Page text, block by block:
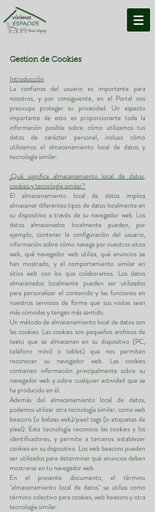
Introducción
La confianza del usuario es importante para
nosotros, y por consiguiente, en el Portal nos
preocupa proteger su privacidad. Un aspecto
importante de esto es proporcionarte toda la
información posible sobre cómo utilizamos tus
datos de carácter personal, incluso cómo
utilizamos el almacenamiento local de datos y
tecnología similar.
¿Qué significa almacenamiento local de datos,
cookies y tecnología similar?
El almacenamiento local de datos implica
almacenar diferentes tipos de datos localmente en
su dispositivo a través de su navegador web. Los
datos almacenados localmente pueden, por
ejemplo, contener la configuración del usuario,
información sobre cómo navega por nuestros sitios
web, qué navegador web utiliza, qué anuncios se
han mostrado, y el comportamiento similar en
sitios web con los que colaboramos. Los datos
almacenados localmente pueden ser utilizados
para personalizar el contenido y las funciones en
nuestros servicios de forma que sus visitas sean
más cómodas y tengan más sentido.
Un método de almacenamiento local de datos son
las cookies. Las cookies son pequeños archivos de
texto que se almacenan en su dispositivo (PC,
teléfono móvil o tablet) que nos permiten
reconocer su navegador web. Las cookies
contienen información principalmente sobre su
navegador web y sobre cualquier actividad que se
ha producido en él.
Además del almacenamiento local de datos,
podemos utilizar otra tecnología similar, como web
beacons (o balizas web)/pixel tags (o etiquetas de
píxel). Esta tecnología reconoce las cookies y los
identificadores, y permite a terceros establecer
cookies en su dispositivo. Los web beacons pueden
ser utilizados para determinar qué anuncios deben
mostrarse en tu navegador web.
En el presente documento, el término
"almacenamiento local de datos" se utiliza como
término colectivo para cookies, web beacons y otra
tecnología similar.
Gestion de Cookies